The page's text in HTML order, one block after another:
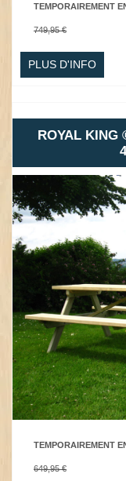
TEMPORAIREMENT
749,95 €
PLUS D'INFO
ROYAL KING
TEMPORAIREMENT
649,95 €